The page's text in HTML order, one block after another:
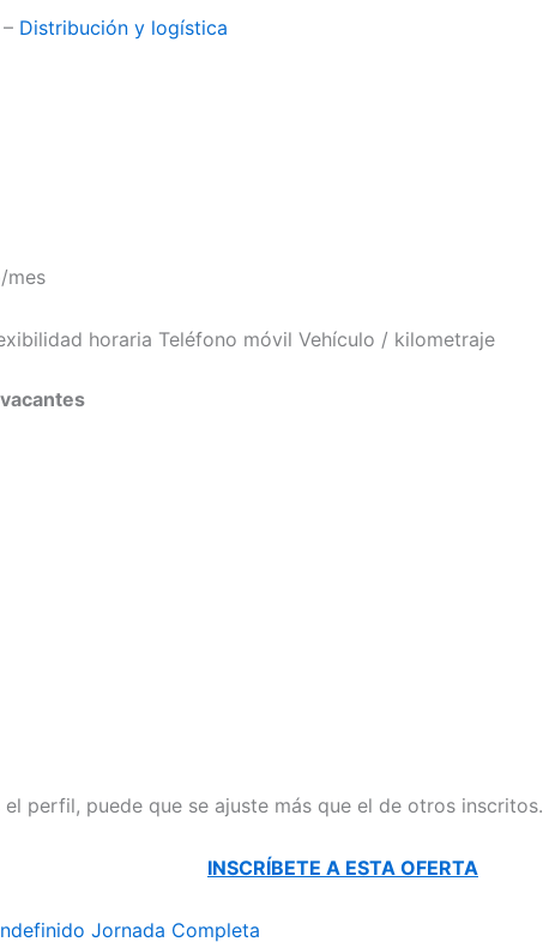
– Distribución y logística
mes
horaria Teléfono móvil Vehículo / kilometraje
perfil, puede que se ajuste más que el de otros inscritos.
INSCRÍBETE A ESTA OFERTA
Jornada Completa